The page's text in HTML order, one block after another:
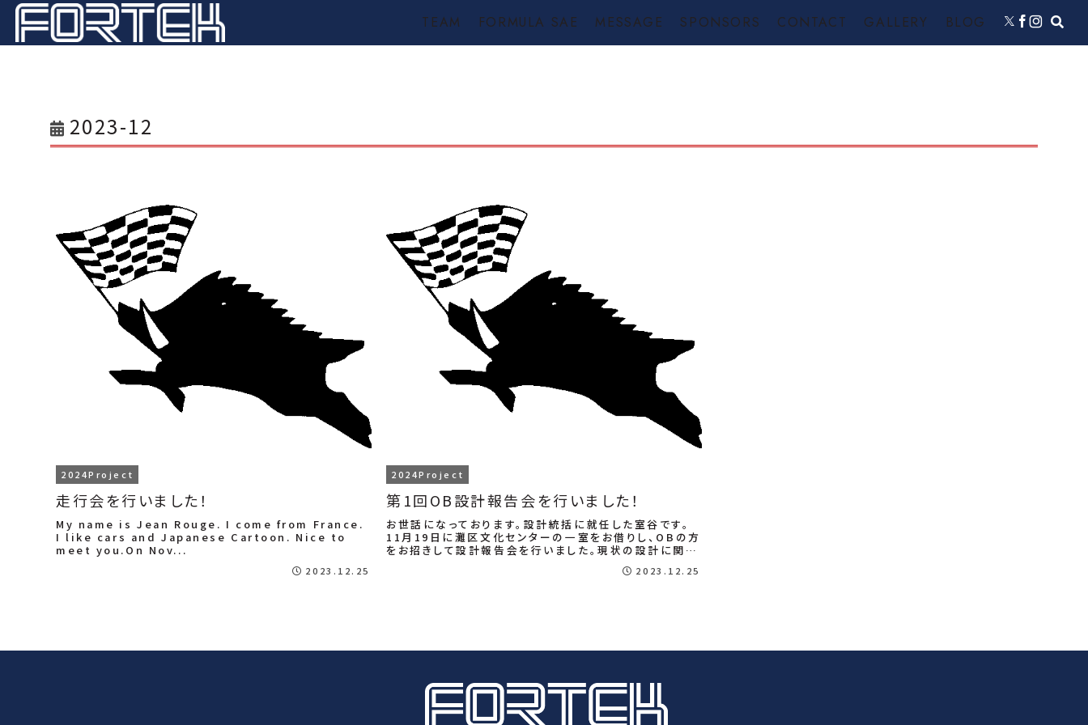
TEAM FORMULA SAE MESSAGE SPONSORS CONTACT GALLERY BLOG
2023-12
2024Project
走行会を行いました！
My name is Jean Rouge. I come from France.
I like cars and Japanese Cartoon. Nice to
meet you.On Nov...
2023.12.25
2024Project
第1回OB設計報告会を行いました！
お世話になっております。設計統括に就任した室谷です。
11月19日に灘区文化センターの一室をお借りし、OBの方
をお招きして設計報告会を行いました。現状の設計に関し
2023.12.25